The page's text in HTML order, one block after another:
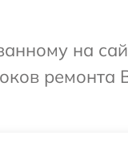
на
ремонта